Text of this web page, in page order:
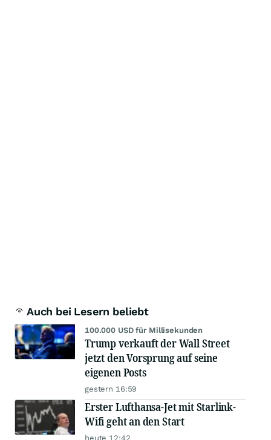
Auch bei Lesern beliebt
100.000 USD für Millisekunden
Trump verkauft der Wall Street
jetzt den Vorsprung auf seine
eigenen Posts
gestern 16:59
Erster Lufthansa-Jet mit Starlink-
Wifi geht an den Start
heute 12:42